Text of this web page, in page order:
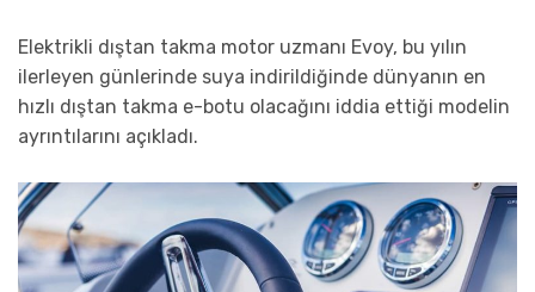
Elektrikli dıştan takma motor uzmanı Evoy, bu yılın
ilerleyen günlerinde suya indirildiğinde dünyanın en
hızlı dıştan takma e-botu olacağını iddia ettiği modelin
ayrıntılarını açıkladı.